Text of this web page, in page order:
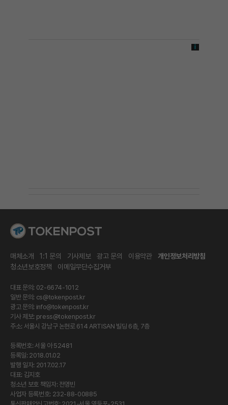
매체소개 1:1 문의 기사제보 광고 문의 이용약관
개인정보처리방침
청소년보호정책
이메일무단수집거부
대표 문의: 02-6674-1012
일반 문의: cs@tokenpost.kr
광고 문의: info@tokenpost.kr
기사 제보: press@tokenpost.kr
주소: 서울시 강남구 논현로 614 ARTISAN 빌딩 6층, 7층
등록번호: 서울 아 52481
등록일: 2018.01.02
발행 일자: 2017.02.17
대표: 김지호
청소년 보호 책임자: 전영빈
사업자 등록번호: 232-88-00885